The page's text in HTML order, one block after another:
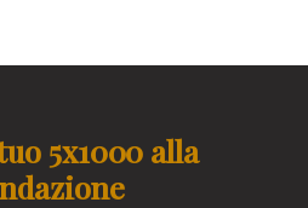
5x1000 alla